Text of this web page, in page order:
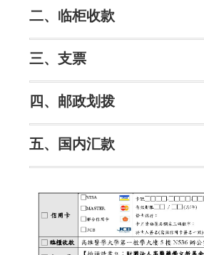
二、临柜收款
三、支票
四、邮政划拨
五、国内汇款